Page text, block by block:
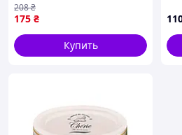
щенков мелких пород 400
гр + 100 гр
175 ₴
208₴
Купить